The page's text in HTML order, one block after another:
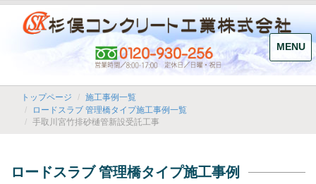
トップページ
施工事例一覧
ロードスラブ 管理橋タイプ施工事例一覧
手取川宮竹排砂樋管新設受託工事
ロードスラブ 管理橋タイプ施工事例
MENU